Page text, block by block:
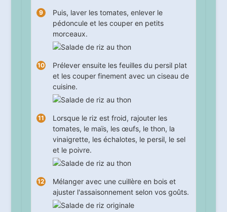
Puis, laver les tomates, enlever le
pédoncule et les couper en petits
morceaux.
Prélever ensuite les feuilles du persil plat
et les couper finement avec un ciseau de
cuisine.
Lorsque le riz est froid, rajouter les
tomates, le maïs, les œufs, le thon, la
vinaigrette, les échalotes, le persil, le sel
et le poivre.
Mélanger avec une cuillère en bois et
ajuster l'assaisonnement selon vos goûts.